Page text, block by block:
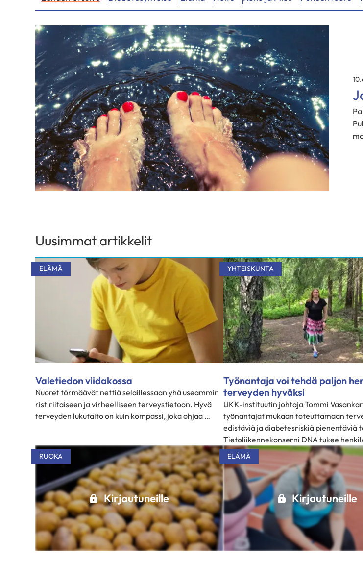
Uusimmat artikkelit
ELÄMÄ
Valetiedon viidakossa
Nuoret törmäävät nettiä selaillessaan yhä useammin
ristiriitaiseen ja virheelliseen terveystietoon. Hyvä
terveyden lukutaito on kuin kompassi, joka ohjaa …
YHTEISKUNTA
Työnantaja voi tehdä paljon
terveyden hyväksi
UKK-instituutin johtaja Tommi
työnantajat mukaan toteuttamaan
edistäviä ja diabetesriskiä pienentäviä
Tietoliikennekonserni DNA tukee
Kirjautuneille
RUOKA
Kirjautuneille
ELÄMÄ